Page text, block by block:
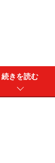
続きを読む